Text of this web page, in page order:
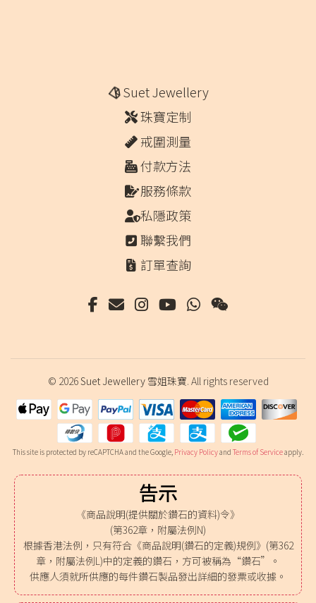
Suet Jewellery
珠寶定制
戒圍測量
付款方法
服務條款
私隱政策
聯繫我們
訂單查詢
© 2026Suet Jewellery 雪姐珠寶. All rights reserved
This site is protected by reCAPTCHA and the Google, Privacy Policyand Terms of Serviceapply.
告示
《商品說明(提供關於鑽石的資料)令》
(第362章，附屬法例N)
根據香港法例，只有符合《商品說明(鑽石的定義)規例》(第362
章，附屬法例L)中的定義的鑽石，方可被稱為“鑽石”。
供應人須就所供應的每件鑽石製品發出詳細的發票或收據。